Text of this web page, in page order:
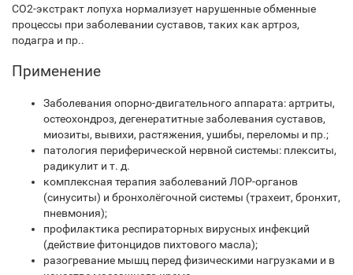
СО2-экстракт лопуха нормализует нарушенные обменные
процессы при заболевании суставов, таких как артроз,
подагра и пр..
Применение
Заболевания опорно-двигательного аппарата: артриты,
остеохондроз, дегенератитные заболевания суставов,
миозиты, вывихи, растяжения, ушибы, переломы и пр.;
патология периферической нервной системы: плекситы,
радикулит и т. д.
комплексная терапия заболеваний ЛОР-органов
(синуситы) и бронхолёгочной системы (трахеит, бронхит,
пневмония);
профилактика респираторных вирусных инфекций
(действие фитонцидов пихтового масла);
разогревание мышц перед физическими нагрузками и в